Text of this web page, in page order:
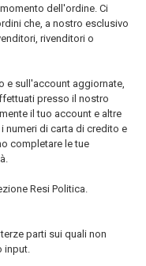
dell'ordine. Ci
che, a nostro esclusivo
rivenditori o
e sull'account aggiornate,
presso il nostro
il tuo account e altre
numeri di carta di credito e
completare le tue
Resi Politica.
parti sui quali non
input.